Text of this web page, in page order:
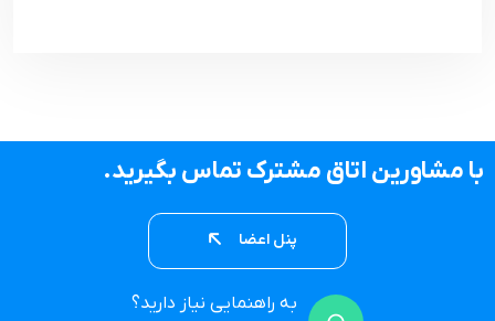
با مشاورین اتاق مشترک تماس بگیرید.
پنل اعضا
به راهنمایی نیاز دارید؟